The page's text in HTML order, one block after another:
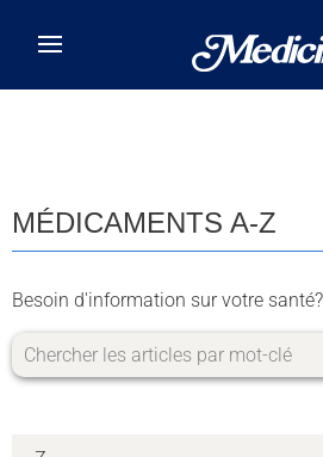
MÉDICAMENTS A-Z
Besoin d'information sur votre santé?